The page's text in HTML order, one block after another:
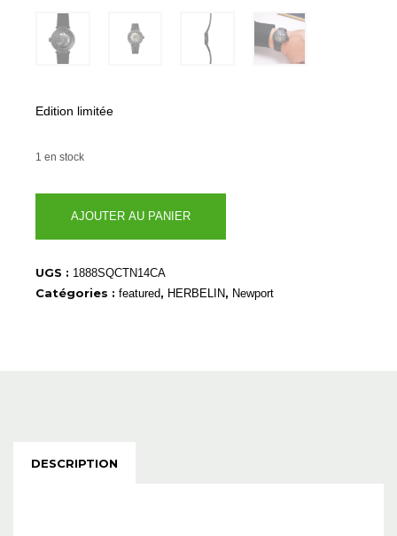
Edition limitée
1 en stock
1888SQCTN14CA
AJOUTER AU PANIER
UGS : 1888SQCTN14CA
Catégories : featured, HERBELIN, Newport
DESCRIPTION